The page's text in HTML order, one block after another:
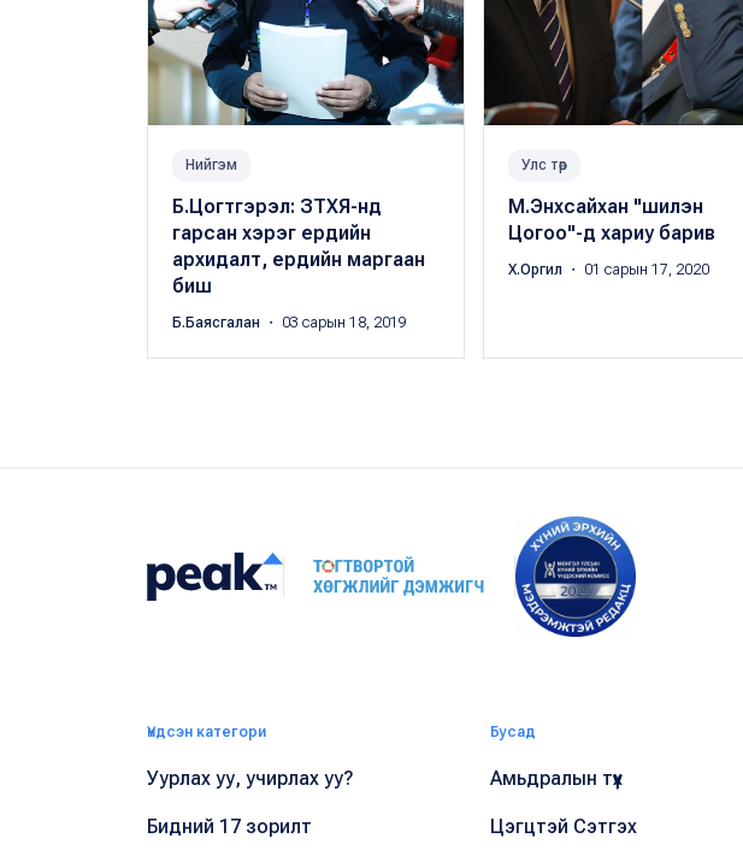
Нийгэм
Б.Цогтгэрэл: ЗТХЯ-нд
гарсан хэрэг ердийн
архидалт, ердийн маргаан
биш
Б.Баясгалан ・ 03 сарын 18, 2019
Улс төр
М.Энхсайхан "шилэн
Цогоо"-д хариу барив
Х.Оргил ・ 01 сарын 17, 2020
Үндсэн категори
Уурлах уу, учирлах уу?
Бидний 17 зорилт
Бусад
Амьдралын түүх
Цэгцтэй Сэтгэх